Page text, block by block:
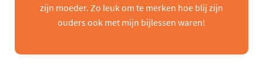
zijn moeder. Zo leuk om te merken hoe blij zijn
ouders ook met mijn bijlessen waren!